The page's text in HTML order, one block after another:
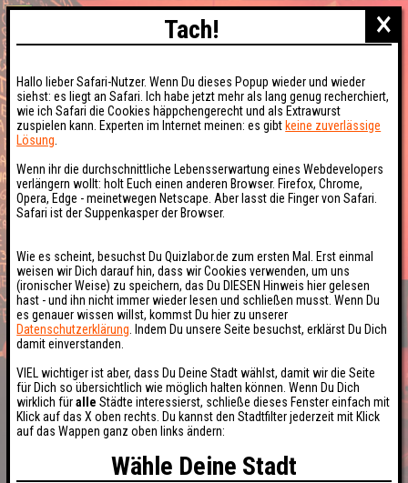
×
Tach!
Hallo lieber Safari-Nutzer. Wenn Du dieses Popup wieder und wieder
siehst: es liegt an Safari. Ich habe jetzt mehr als lang genug recherchiert,
wie ich Safari die Cookies häppchengerecht und als Extrawurst
zuspielen kann. Experten im Internet meinen: es gibt keine zuverlässige
Lösung
Wenn ihr die durchschnittliche Lebensserwartung eines Webdevelopers
verlängern wollt: holt Euch einen anderen Browser. Firefox, Chrome,
Opera, Edge - meinetwegen Netscape. Aber lasst die Finger von Safari.
Safari ist der Suppenkasper der Browser.
Wie es scheint, besuchst Du Quizlabor.de zum ersten Mal. Erst einmal
weisen wir Dich darauf hin, dass wir Cookies verwenden, um uns
(ironischer Weise) zu speichern, das Du DIESEN Hinweis hier gelesen
hast - und ihn nicht immer wieder lesen und schließen musst. Wenn Du
es genauer wissen willst, kommst Du hier zu unserer
Datenschutzerklärung . Indem Du unsere Seite besuchst, erklärst Du Dich
damit einverstanden.
VIEL wichtiger ist aber, dass Du Deine Stadt wählst, damit wir die Seite
für Dich so übersichtlich wie möglich halten können. Wenn Du Dich
wirklich füralle Städte interessierst, schließe dieses Fenster einfach mit
Klick auf das X oben rechts. Du kannst den Stadtfilter jederzeit mit Klick
auf das Wappen ganz oben links ändern:
Wähle Deine Stadt